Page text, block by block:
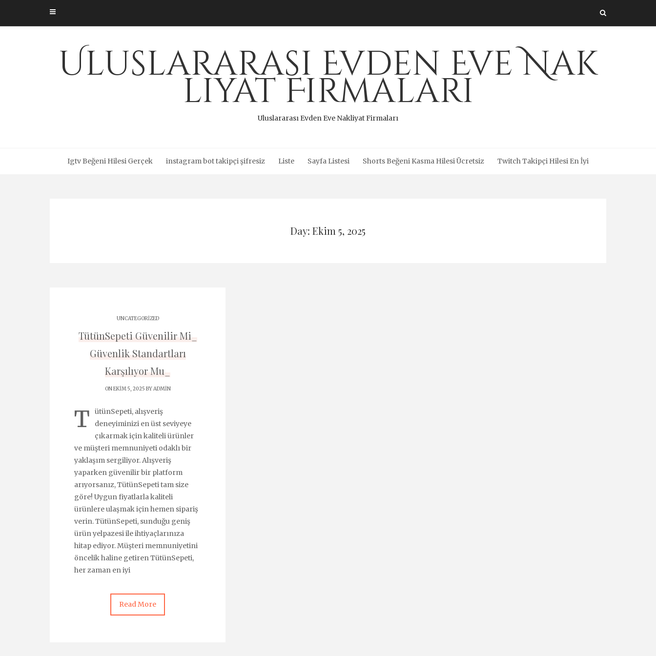
content
Uluslararası Evden Eve Nak
liyat Firmaları
Uluslararası Evden Eve Nakliyat Firmaları
Igtv Beğeni Hilesi Gerçek instagram bot takipçi şifresiz Liste Sayfa Listesi Shorts Beğeni Kasma Hilesi Ücretsiz Twitch Takipçi Hilesi En İyi
Day: Ekim 5, 2025
UNCATEGORIZED
TütünSepeti Güvenilir Mi_
Güvenlik Standartları
Karşılıyor Mu_
ON EKIM 5, 2025 BYADMIN
T
ütünSepeti, alışveriş
deneyiminizi en üst seviyeye
çıkarmak için kaliteli ürünler
ve müşteri memnuniyeti odaklı bir
yaklaşım sergiliyor. Alışveriş
yaparken güvenilir bir platform
arıyorsanız, TütünSepeti tam size
göre! Uygun fiyatlarla kaliteli
ürünlere ulaşmak için hemen sipariş
verin. TütünSepeti, sunduğu geniş
ürün yelpazesi ile ihtiyaçlarınıza
hitap ediyor. Müşteri memnuniyetini
öncelik haline getiren TütünSepeti,
her zaman en iyi
Read More